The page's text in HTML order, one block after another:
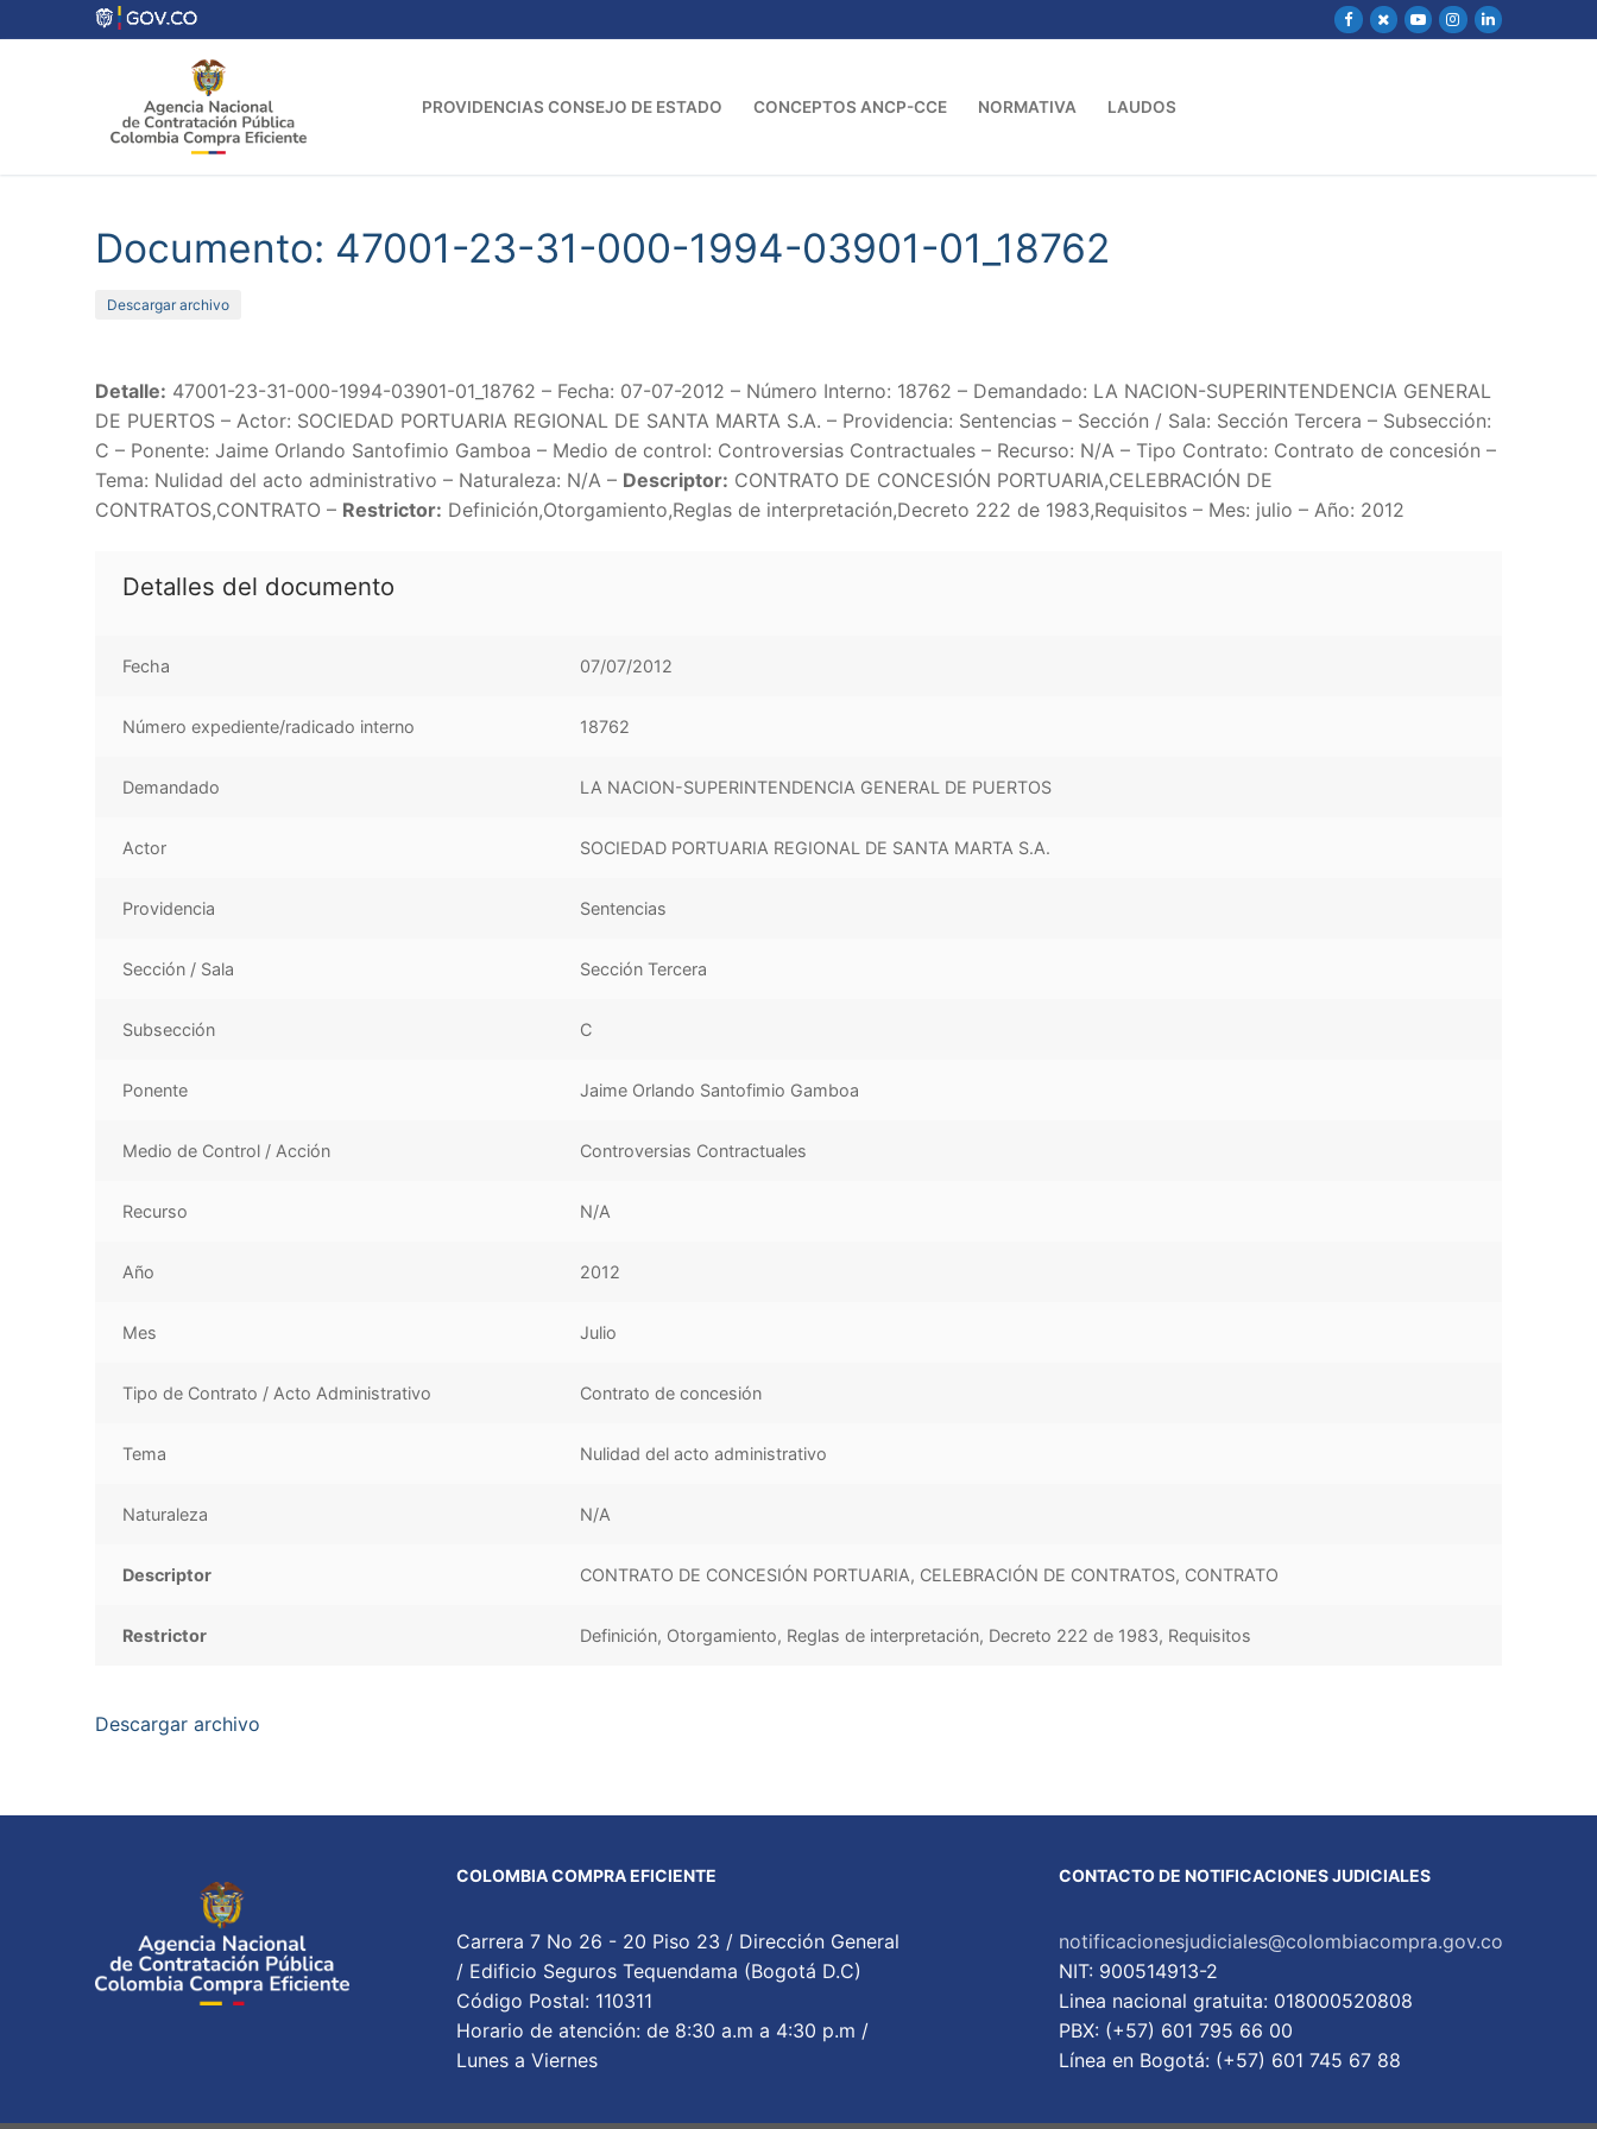
al
PROVIDENCIAS CONSEJO DE ESTADO CONCEPTOS ANCP-CCE NORMATIVA LAUDOS
Documento: 47001-23-31-000-1994-03901-01_18762
Descargar archivo
Detalle: 47001-23-31-000-1994-03901-01_18762 – Fecha: 07-07-2012 – Número Interno: 18762 – Demandado: LA NACION-SUPERINTENDENCIA GENERAL
DE PUERTOS – Actor: SOCIEDAD PORTUARIA REGIONAL DE SANTA MARTA S.A. – Providencia: Sentencias – Sección / Sala: Sección Tercera – Subsección:
C – Ponente: Jaime Orlando Santofimio Gamboa – Medio de control: Controversias Contractuales – Recurso: N/A – Tipo Contrato: Contrato de concesión –
Tema: Nulidad del acto administrativo – Naturaleza: N/A – Descriptor: CONTRATO DE CONCESIÓN PORTUARIA,CELEBRACIÓN DE
CONTRATOS,CONTRATO – Restrictor: Definición,Otorgamiento,Reglas de interpretación,Decreto 222 de 1983,Requisitos – Mes: julio – Año: 2012
Detalles del documento
Fecha 07/07/2012
Número expediente/radicado interno 18762
Demandado LA NACION-SUPERINTENDENCIA GENERAL DE PUERTOS
Actor SOCIEDAD PORTUARIA REGIONAL DE SANTA MARTA S.A.
Providencia Sentencias
Sección / Sala Sección Tercera
Subsección C
Ponente Jaime Orlando Santofimio Gamboa
Medio de Control / Acción Controversias Contractuales
Recurso N/A
Año 2012
Mes Julio
Tipo de Contrato / Acto Administrativo Contrato de concesión
Tema Nulidad del acto administrativo
Naturaleza N/A
Descriptor CONTRATO DE CONCESIÓN PORTUARIA, CELEBRACIÓN DE CONTRATOS, CONTRATO
Restrictor Definición, Otorgamiento, Reglas de interpretación, Decreto 222 de 1983, Requisitos
Descargar archivo
COLOMBIA COMPRA EFICIENTE
Carrera 7 No 26 - 20 Piso 23 / Dirección General
/ Edificio Seguros Tequendama (Bogotá D.C)
Código Postal: 110311
Horario de atención: de 8:30 a.m a 4:30 p.m /
Lunes a Viernes
CONTACTO DE NOTIFICACIONES JUDICIALES
notificacionesjudiciales@colombiacompra.gov.co
NIT: 900514913-2
Linea nacional gratuita: 018000520808
PBX: (+57) 601 795 66 00
Lí­nea en Bogotá: (+57) 601 745 67 88